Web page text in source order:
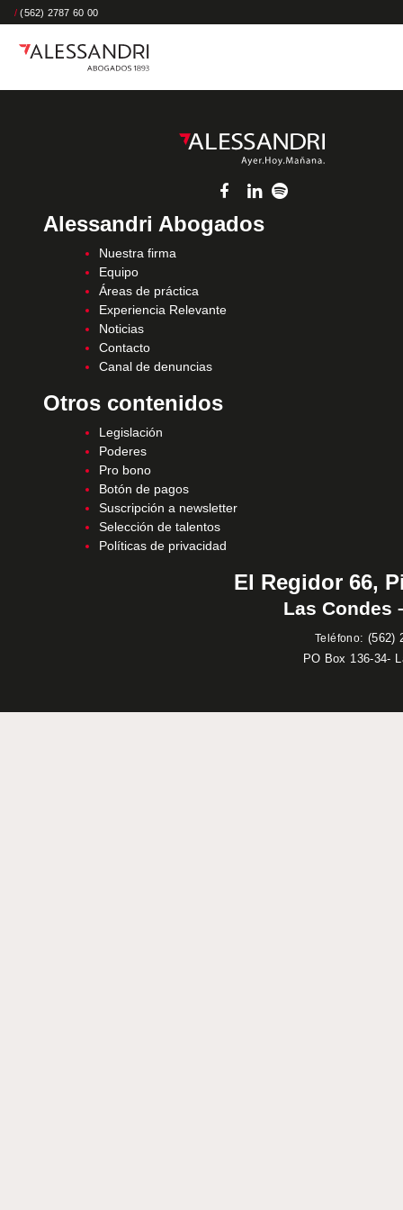
/ (562) 2787 60 00
Alessandri Abogados
Nuestra firma
Equipo
Áreas de práctica
Experiencia Relevante
Noticias
Contacto
Canal de denuncias
Otros contenidos
Legislación
Poderes
Pro bono
Botón de pagos
Suscripción a newsletter
Selección de talentos
Políticas de privacidad
El Regidor 66,
Las Condes
Teléfono: (562)
PO Box 136-34-